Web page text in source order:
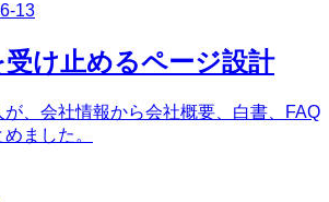
13
け止めるページ設計
、会社情報から会社概要、白書、FAQ
ました。